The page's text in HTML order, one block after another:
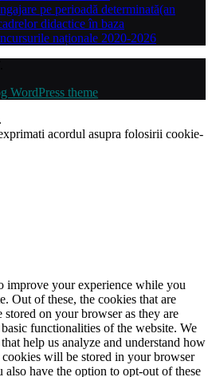
pe perioadă determinată(an
didactice în baza
naționale 2020-2026
WordPress theme
acordul asupra folosirii cookie-
improve your experience while you
Out of these, the cookies that are
stored on your browser as they are
functionalities of the website. We
help us analyze and understand how
will be stored in your browser
have the option to opt-out of these